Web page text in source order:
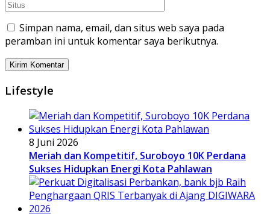
Simpan nama, email, dan situs web saya pada
peramban ini untuk komentar saya berikutnya.
Lifestyle
8 Juni 2026
Meriah dan Kompetitif, Suroboyo 10K Perdana
Sukses Hidupkan Energi Kota Pahlawan